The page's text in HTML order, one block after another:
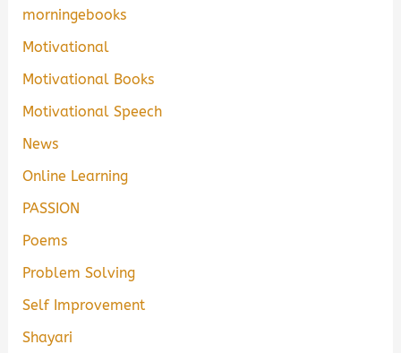
morningebooks
Motivational
Motivational Books
Motivational Speech
News
Online Learning
PASSION
Poems
Problem Solving
Self Improvement
Shayari